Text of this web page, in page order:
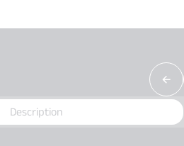
Description